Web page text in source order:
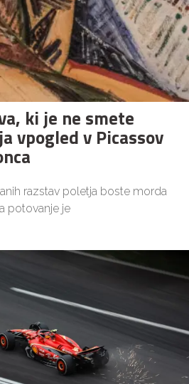
ki je ne smete
vpogled v Picassov
razstav poletja boste morda
potovanje je